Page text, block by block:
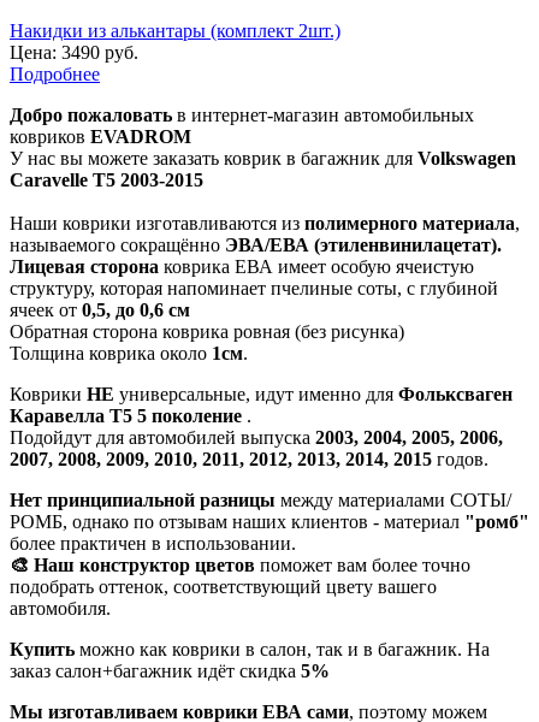
Накидки из алькантары (комплект 2шт.)
Цена: 3490 руб.
Подробнее
Добро пожаловать в интернет-магазин автомобильных
ковриков EVADROM
У нас вы можете заказать коврик в багажник для Volkswagen
Caravelle T5 2003-2015
Наши коврики изготавливаются из полимерного материала,
называемого сокращённо ЭВА/ЕВА (этиленвинилацетат).
Лицевая сторона коврика ЕВА имеет особую ячеистую
структуру, которая напоминает пчелиные соты, с глубиной
ячеек от 0,5, до 0,6 см
Обратная сторона коврика ровная (без рисунка)
Толщина коврика около 1см.
Коврики НЕ универсальные, идут именно для Фольксваген
Каравелла Т5 5 поколение .
Подойдут для автомобилей выпуска 2003, 2004, 2005, 2006,
2007, 2008, 2009, 2010, 2011, 2012, 2013, 2014, 2015 годов.
Нет принципиальной разницы между материалами СОТЫ/
РОМБ, однако по отзывам наших клиентов - материал "ромб"
более практичен в использовании.
🎨 Наш конструктор цветов поможет вам более точно
подобрать оттенок, соответствующий цвету вашего
автомобиля.
Купить можно как коврики в салон, так и в багажник. На
заказ салон+багажник идёт скидка 5%
Мы изготавливаем коврики ЕВА сами, поэтому можем